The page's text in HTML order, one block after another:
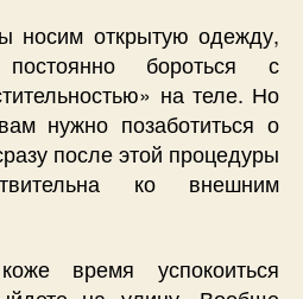
носим открытую одежду,
бороться с
на теле. Но
нужно позаботиться о
после этой процедуры
ко внешним
время успокоиться